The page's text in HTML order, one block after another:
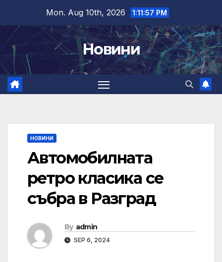
content
Mon. Aug 10th, 2026 1:11:57 PM
Новини
НОВИНИ
Автомобилната
ретро класика се
събра в Разград
By admin
SEP 6, 2024